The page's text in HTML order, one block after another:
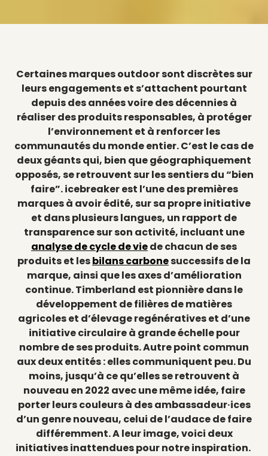
Certaines marques outdoor sont discrètes sur
leurs engagements et s’attachent pourtant
depuis des années voire des décennies à
réaliser des produits responsables, à protéger
l’environnement et à renforcer les
communautés du monde entier. C’est le cas de
deux géants qui, bien que géographiquement
opposés, se retrouvent sur les sentiers du “bien
faire”. icebreaker est l’une des premières
marques à avoir édité, sur sa propre initiative
et dans plusieurs langues, un rapport de
transparence sur son activité, incluant une
analyse de cycle de viede chacun de ses
produits et lesbilans carbonesuccessifs de la
marque, ainsi que les axes d’amélioration
continue. Timberland est pionnière dans le
développement de filières de matières
agricoles et d’élevage regénératives et d’une
initiative circulaire à grande échelle pour
nombre de ses produits. Autre point commun
aux deux entités : elles communiquent peu. Du
moins, jusqu’à ce qu’elles se retrouvent à
nouveau en 2022 avec une même idée, faire
porter leurs couleurs à des ambassadeur·ices
d’un genre nouveau, celui de l’audace de faire
différemment. A leur image, voici deux
initiatives inattendues pour notre inspiration.